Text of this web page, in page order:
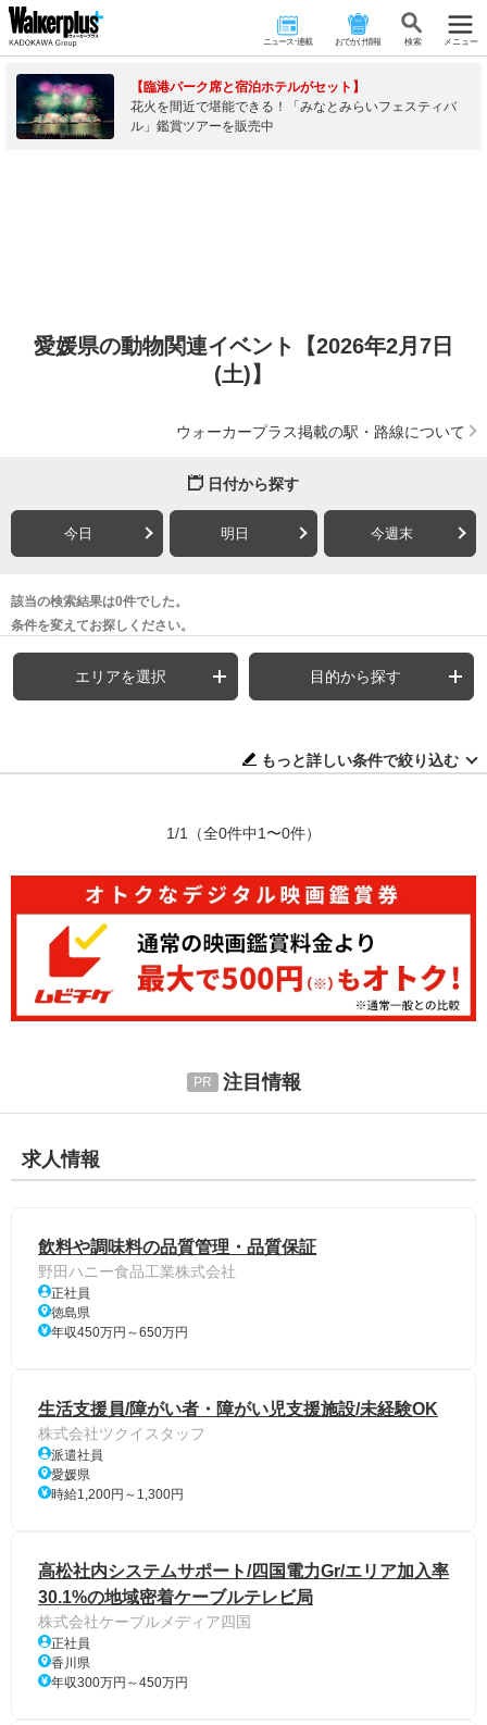
ニュース･連載 おでかけ情報 検 索 メニュー
【臨港パーク席と宿泊ホテルがセット】
花火を間近で堪能できる！「みなとみらいフェスティバ
ル」鑑賞ツアーを販売中
愛媛県の動物関連イベント【2026年2月7日
(土)】
ウォーカープラス掲載の駅・路線について
日付から探す
今日 明日 今週末
該当の検索結果は0件でした。
条件を変えてお探しください。
エリアを選択 目的から探す
もっと詳しい条件で絞り込む
1/1 （全0件中1〜0件）
注目情報
求人情報
飲料や調味料の品質管理・品質保証
野田ハニー食品工業株式会社
正社員
徳島県
年収450万円～650万円
生活支援員/障がい者・障がい児支援施設/未経験OK
株式会社ツクイスタッフ
派遣社員
愛媛県
時給1,200円～1,300円
高松社内システムサポート/四国電力Gr/エリア加入率
30.1%の地域密着ケーブルテレビ局
株式会社ケーブルメディア四国
正社員
香川県
年収300万円～450万円